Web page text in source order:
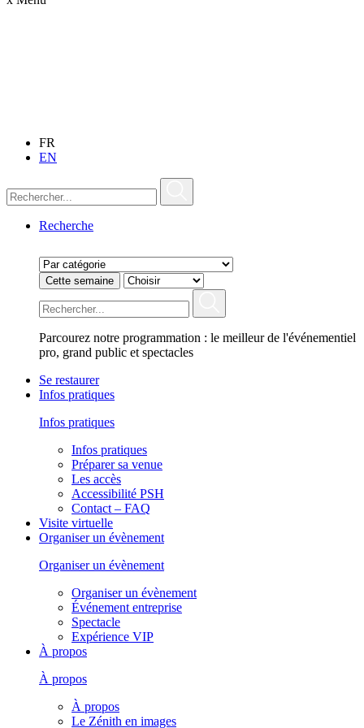
FR
EN
Recherche
Cette semaine
Parcourez notre programmation : le meilleur de l'événementiel
pro, grand public et spectacles
Se restaurer
Infos pratiques
Infos pratiques
Infos pratiques
Préparer sa venue
Les accès
Accessibilité PSH
Contact – FAQ
Visite virtuelle
Organiser un évènement
Organiser un évènement
Organiser un évènement
Événement entreprise
Spectacle
Expérience VIP
À propos
À propos
À propos
Le Zénith en images